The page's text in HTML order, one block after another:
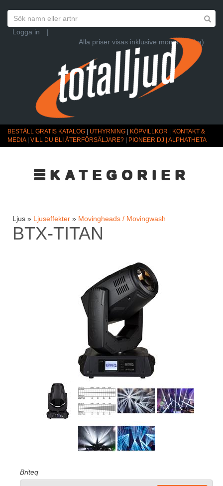
Logga in
|
Alla priser visas inklusive moms (Ändra)
BESTÄLL GRATIS KATALOG UTHYRNING KÖPVILLKOR
KONTAKT &
MEDIA| VILL DU BLI ÅTERFÖRSÄLJARE? PIONEER DJ | ALPHATHETA
☰KATEGORIER
Ljus » Ljuseffekter » Movingheads / Movingwash
BTX-TITAN
Briteq